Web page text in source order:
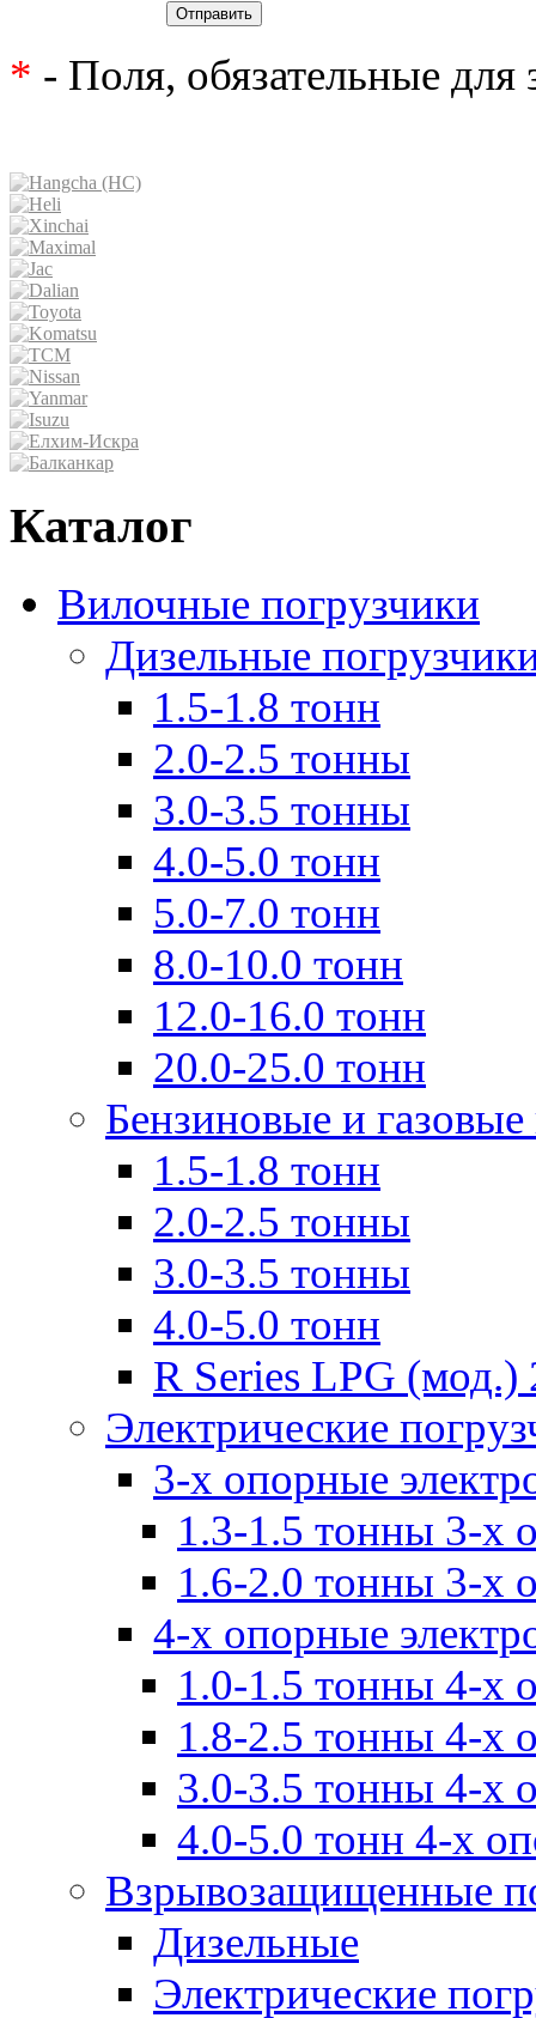
Отправить
* - Поля, обязательные для
Каталог
Вилочные погрузчики
Дизельные
1.5-1.8 тонн
2.0-2.5 тонны
3.0-3.5 тонны
4.0-5.0 тонн
5.0-7.0 тонн
8.0-10.0 тонн
12.0-16.0 тонн
20.0-25.0 тонн
Бензиновые и
1.5-1.8 тонн
2.0-2.5 тонны
3.0-3.5 тонны
4.0-5.0 тонн
R Series LPG (мод.)
Электрические
3-х опорные
1.3-1.5 тонны 3-х
1.6-2.0 тонны 3-х
4-х опорные
1.0-1.5 тонны 4-х
1.8-2.5 тонны 4-х
3.0-3.5 тонны 4-х
4.0-5.0 тонн 4-х
Взрывозащищенные
Дизельные
Электрические